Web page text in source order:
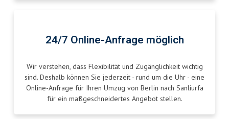
24/7 Online-Anfrage möglich
Wir verstehen, dass Flexibilität und Zugänglichkeit wichtig
sind. Deshalb können Sie jederzeit - rund um die Uhr - eine
Online-Anfrage für Ihren Umzug von Berlin nach Sanliurfa
für ein maßgeschneidertes Angebot stellen.